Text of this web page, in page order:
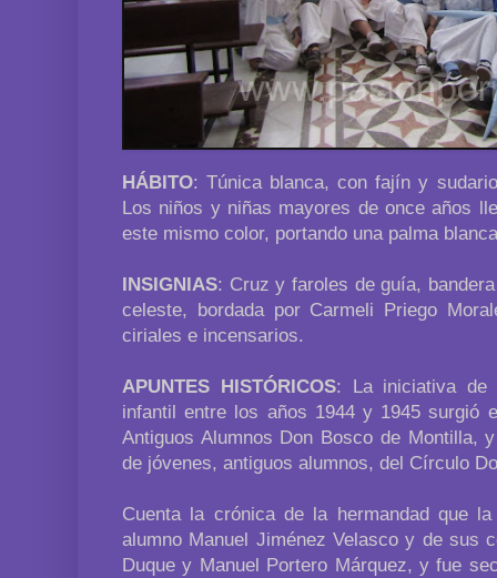
HÁBITO: Túnica blanca, con fajín y
Los niños y niñas mayores de once años
este mismo color, portando una palma
INSIGNIAS: Cruz y faroles de guía,
celeste, bordada por Carmeli Priego
ciriales e incensarios.
APUNTES HISTÓRICOS: La iniciativa de
infantil entre los años 1944 y 1945 surgió
Antiguos Alumnos Don Bosco de Montilla,
de jóvenes, antiguos alumnos, del Círculo
Cuenta la crónica de la hermandad que
alumno Manuel Jiménez Velasco y de sus
Duque y Manuel Portero Márquez, y fue